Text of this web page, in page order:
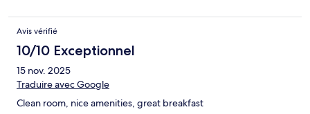
Avis vérifié
10/10 Exceptionnel
15 nov. 2025
Traduire avec Google
Clean room, nice amenities, great breakfast